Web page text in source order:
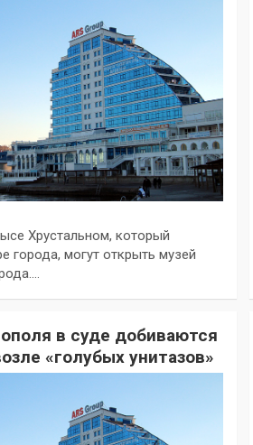
Хрустальном, который
города, могут открыть музей
в суде добиваются
«голубых унитазов»